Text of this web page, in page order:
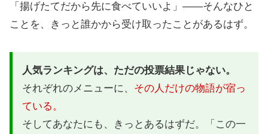
「揚げたてだから先に食べていいよ」——そんなひと
ことを、きっと誰かから受け取ったことがあるはず。
人気ランキングは、ただの投票結果じゃない。
それぞれのメニューに、 その人だけの物語が宿っ
ている。
そしてあなたにも、きっとあるはずだ。「この一